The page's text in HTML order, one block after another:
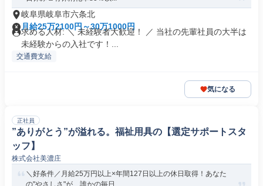
岐阜県岐阜市六条北
月給25万2100円～30万1000円
求める人材: ＼ 未経験者大歓迎！ ／ 当社の先輩社員の大半は
未経験からの入社です！...
交通費支給
気になる
正社員
”ありがとう”が溢れる。福祉用具の【選定サポートスタ
ッフ】
株式会社美濃庄
＼好条件／月給25万円以上×年間127日以上の休日取得！あなた
の"やさしさ"が、誰かの毎日...